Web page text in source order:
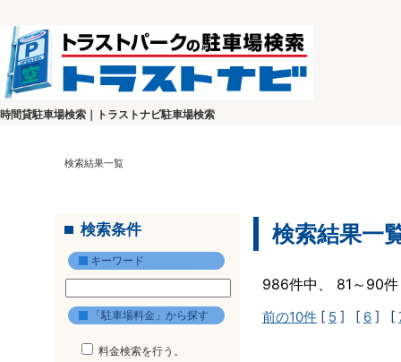
時間貸駐車場検索｜トラストナビ駐車場検索
検索結果一覧
検索条件
キーワード
「駐車場料金」から探す
料金検索を行う。
検索結果一
986件中、 81～90
前の10件 [ 5 ] [ 6 ] [